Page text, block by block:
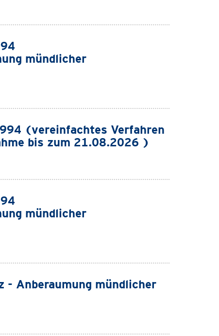
mündlicher
(vereinfachtes Verfahren
bis zum 21.08.2026 )
mündlicher
- Anberaumung mündlicher